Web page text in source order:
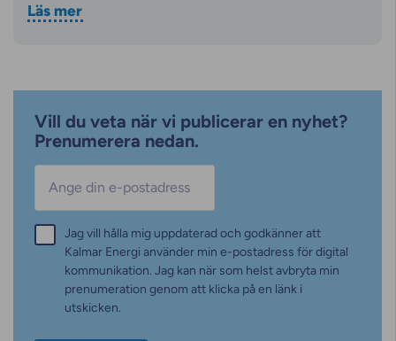
Läs mer
Vill du veta när vi publicerar en nyhet?
Prenumerera nedan.
Samtycke*
Jag vill hålla mig uppdaterad och godkänner att
Kalmar Energi använder min e-postadress för digital
kommunikation. Jag kan när som helst avbryta min
prenumeration genom att klicka på en länk i
utskicken.